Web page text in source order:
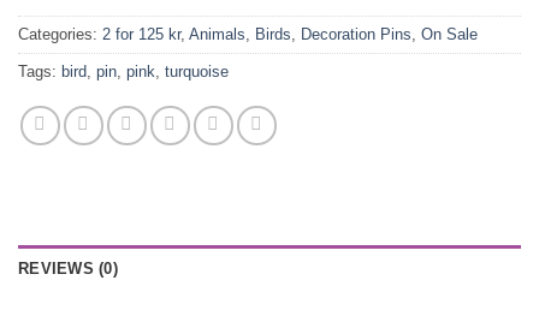
Categories: 2 for 125 kr, Animals, Birds, Decoration Pins, On Sale
Tags: bird, pin, pink, turquoise
REVIEWS (0)